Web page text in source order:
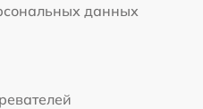
данных